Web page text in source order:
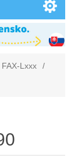
FAX-Lxxx
/